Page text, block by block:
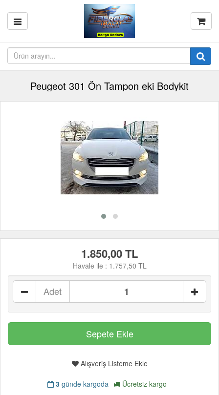
Peugeot 301 Ön Tampon eki Bodykit
1.850,00 TL
Havale ile : 1.757,50 TL
Adet
Alışveriş Listeme Ekle
3 günde kargoda Ücretsiz kargo